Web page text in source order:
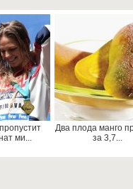
ми...
Два плода манго
за 3,7...